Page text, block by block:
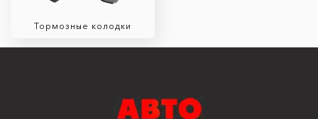
Тормозные колодки